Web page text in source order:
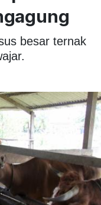
besar ternak